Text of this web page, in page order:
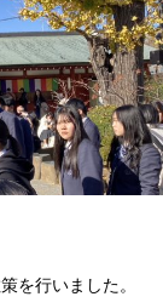
を行いました。